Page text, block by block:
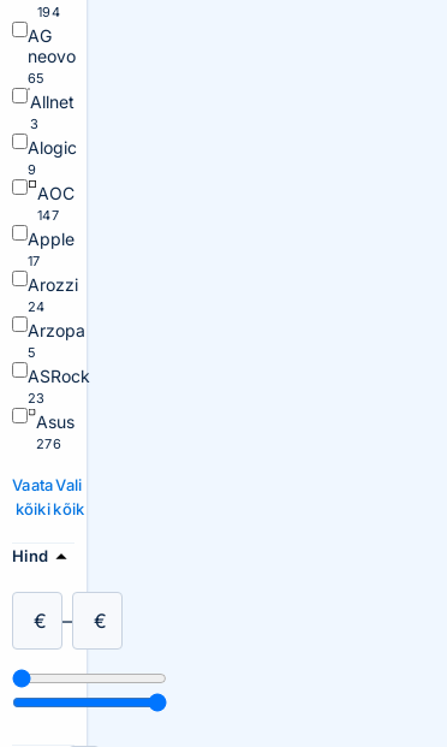
194
AG
neovo
65
Allnet
3
Alogic
9
AOC
147
Apple
17
Arozzi
24
Arzopa
5
ASRock
23
Asus
276
Vaata
kõiki
Vali
kõik
Hind
€ – €